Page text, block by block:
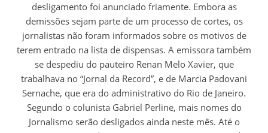
desligamento foi anunciado friamente. Embora as
demissões sejam parte de um processo de cortes, os
jornalistas não foram informados sobre os motivos de
terem entrado na lista de dispensas. A emissora também
se despediu do pauteiro Renan Melo Xavier, que
trabalhava no “Jornal da Record”, e de Marcia Padovani
Sernache, que era do administrativo do Rio de Janeiro.
Segundo o colunista Gabriel Perline, mais nomes do
Jornalismo serão desligados ainda neste mês. Até o